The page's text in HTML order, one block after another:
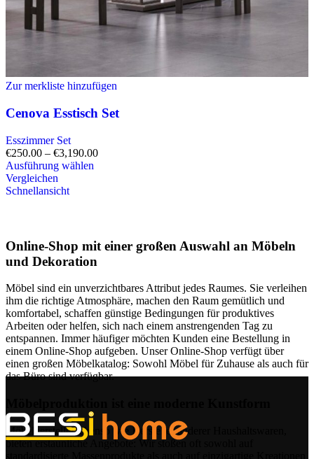
Zur merkliste hinzufügen
Cenova Esstisch Set
Esszimmer Set
€250.00 – €3,190.00
Ausführung wählen
Vergleichen
Schnellansicht
Online-Shop mit einer großen Auswahl an Möbeln
und Dekoration
Möbel sind ein unverzichtbares Attribut jedes Raumes. Sie verleihen
ihm die richtige Atmosphäre, machen den Raum gemütlich und
komfortabel, schaffen günstige Bedingungen für produktives
Arbeiten oder helfen, sich nach einem anstrengenden Tag zu
entspannen. Immer häufiger möchten Kunden eine Bestellung in
einem Online-Shop aufgeben. Unser Online-Shop verfügt über
einen großen Möbelkatalog: Sowohl Möbel für Zuhause als auch für
das Büro sind verfügbar.
Möbelhersteller, ebenso wie Hersteller anderer Haushaltswaren,
bieten erstaunliche Angebote: Wir stoßen oft sowohl auf